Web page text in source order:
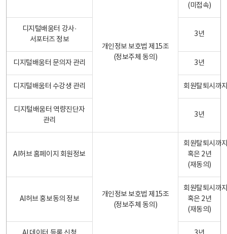
개인정보 보호법 제15조
(정보주체 동의)
(미접속)
디지털배움터 강사·
서포터즈 정보
3년
디지털배움터 문의자 관리 3년
디지털배움터 수강생 관리 회원탈퇴시까
디지털배움터 역량진단자
관리
3년
AI허브 홈페이지 회원정보
개인정보 보호법 제15조
(정보주체 동의)
회원탈퇴시까
혹은 2년
(재동의)
AI허브 홍보동의 정보
회원탈퇴시까
혹은 2년
(재동의)